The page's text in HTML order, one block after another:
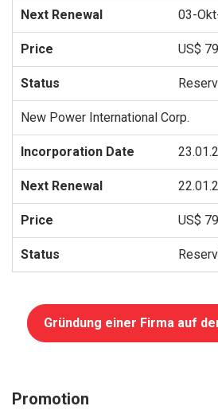
03-
US$
New Power International Corp.
US$
Gründung einer Firma auf
Promotion